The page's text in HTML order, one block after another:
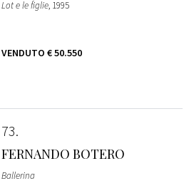
Lot e le figlie, 1995
VENDUTO € 50.550
73
FERNANDO BOTERO
Ballerina